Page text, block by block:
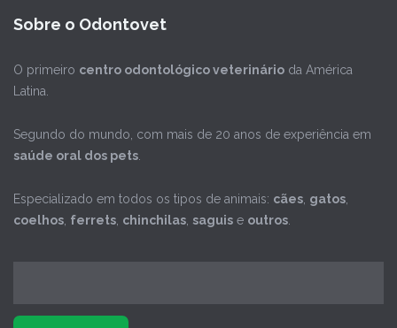
Sobre o Odontovet
O primeiro centro odontológico veterinário da América
Latina.
Segundo do mundo, com mais de 20 anos de experiência em
saúde oral dos pets.
Especializado em todos os tipos de animais: cães, gatos,
coelhos, ferrets, chinchilas, saguis e outros.